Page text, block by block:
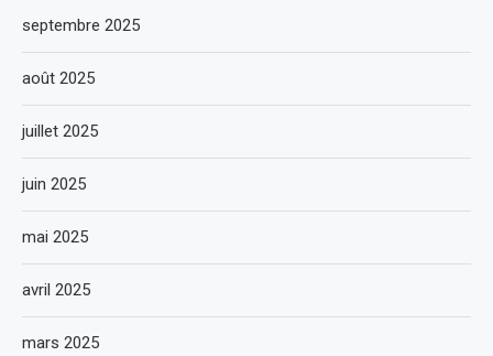
septembre 2025
août 2025
juillet 2025
juin 2025
mai 2025
avril 2025
mars 2025